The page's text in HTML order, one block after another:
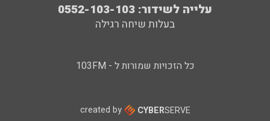
עלייה לשידור: 0552-103-103
בעלות שיחה רגילה
כל הזכויות שמורות ל - 103FM
created by CYBERSERVE